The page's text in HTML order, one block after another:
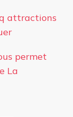
attractions
permet
La